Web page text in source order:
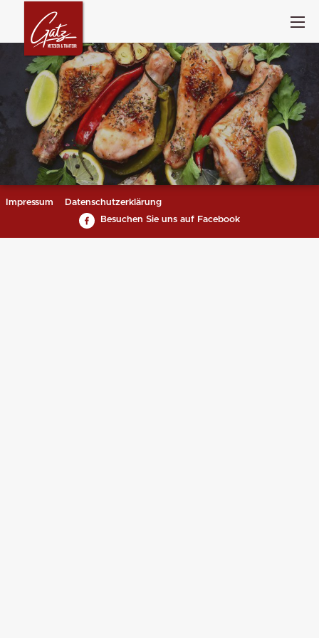
Impressum
Datenschutzerklärung
Besuchen Sie uns auf Facebook